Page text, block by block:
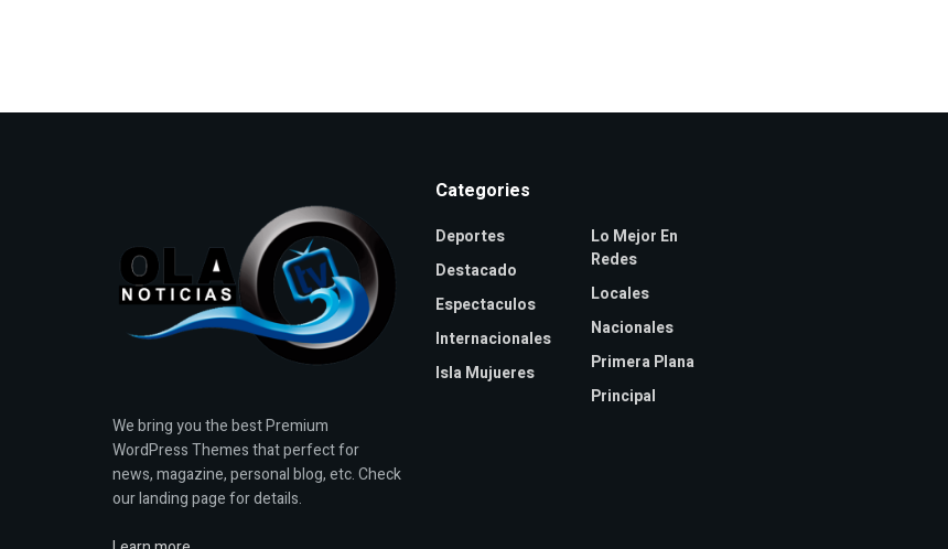
We bring you the best Premium
WordPress Themes that perfect for
news, magazine, personal blog, etc. Check
our landing page for details.
Categories
Deportes
Destacado
Espectaculos
Internacionales
Isla Mujueres
Lo Mejor En
Redes
Locales
Nacionales
Primera Plana
Principal